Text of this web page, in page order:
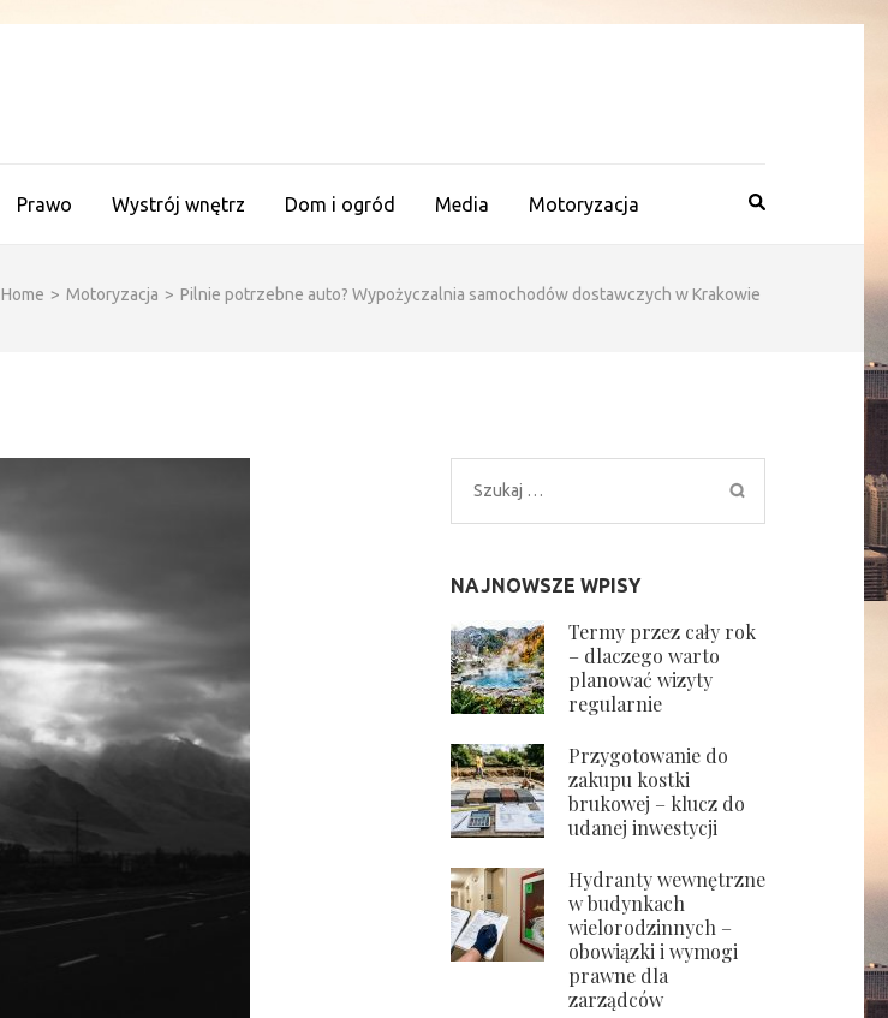
Prawo Wystrój wnętrz Dom i ogród Media Motoryzacja
Home > Motoryzacja > Pilnie potrzebne auto? Wypożyczalnia samochodów dostawczych w Krakowie
Szukaj:
NAJNOWSZE WPISY
Termy przez cały rok
– dlaczego warto
planować wizyty
regularnie
Przygotowanie do
zakupu kostki
brukowej – klucz do
udanej inwestycji
Hydranty wewnętrzne
w budynkach
wielorodzinnych –
obowiązki i wymogi
prawne dla
zarządców